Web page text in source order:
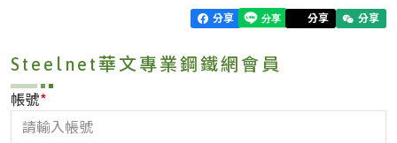
分享 分享 分享
Steelnet華文專業鋼鐵網會員
帳號*